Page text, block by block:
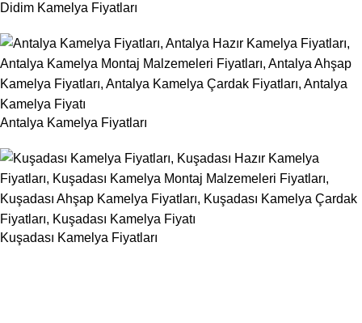
Didim Kamelya Fiyatları
Antalya Kamelya Fiyatları
Kuşadası Kamelya Fiyatları